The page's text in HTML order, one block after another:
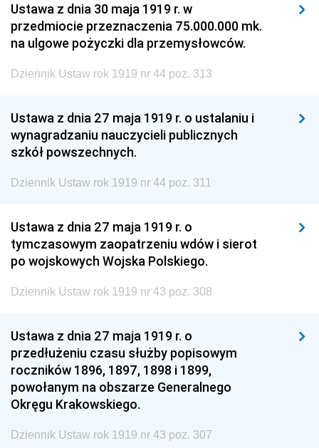
Ustawa z dnia 30 maja 1919 r. w
przedmiocie przeznaczenia 75.000.000 mk.
na ulgowe pożyczki dla przemysłowców.
Dziennik Ustaw rok 1919 nr 44 poz. 313
Ustawa z dnia 27 maja 1919 r. o ustalaniu i
wynagradzaniu nauczycieli publicznych
szkół powszechnych.
Dziennik Ustaw rok 1919 nr 44 poz. 311
Ustawa z dnia 27 maja 1919 r. o
tymczasowym zaopatrzeniu wdów i sierot
po wojskowych Wojska Polskiego.
Dziennik Ustaw rok 1919 nr 43 poz. 308
Ustawa z dnia 27 maja 1919 r. o
przedłużeniu czasu służby popisowym
roczników 1896, 1897, 1898 i 1899,
powołanym na obszarze Generalnego
Okręgu Krakowskiego.
Dziennik Ustaw rok 1919 nr 43 poz. 307